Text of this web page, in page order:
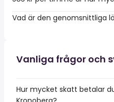
Vad är den genomsnittliga
Vanliga frågor och
Hur mycket skatt betalar